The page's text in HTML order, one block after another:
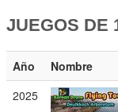
JUEGOS DE
Año Nombre
2025